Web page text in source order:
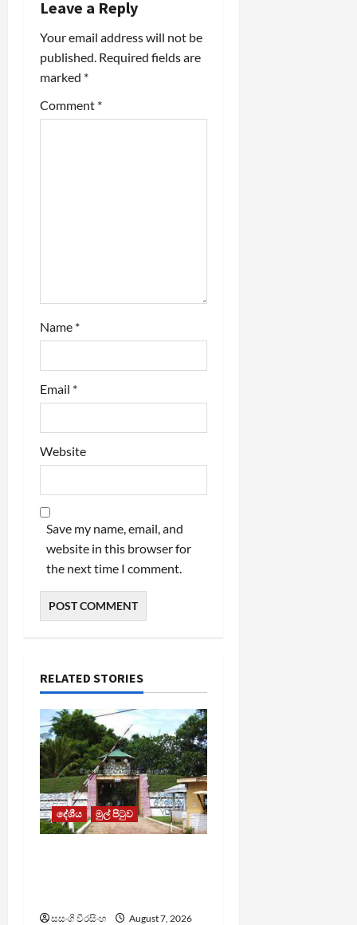
g
a
t
i
Leave a Reply
Your email address will not be
published. Required fields are
marked *
Comment *
Name *
Email *
Website
Save my name, email, and
website in this browser for
the next time I comment.
RELATED STORIES
දේශීය මුල් පිටුව
සසංගි වීරසිංහ
August 7, 2026